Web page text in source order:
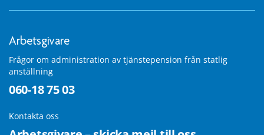
Arbetsgivare
Frågor om administration av tjänstepension från statlig
anställning
060-18 75 03
Kontakta oss